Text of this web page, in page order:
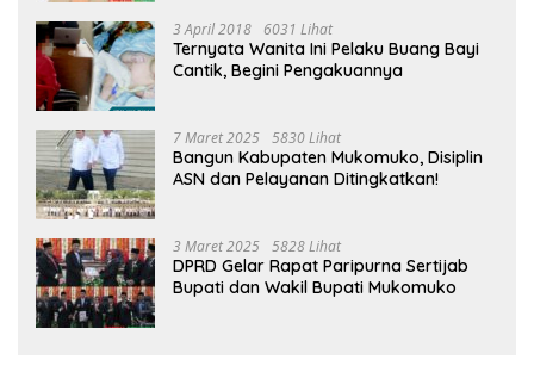
3 April 2018 6031 Lihat
Ternyata Wanita Ini Pelaku Buang Bayi
Cantik, Begini Pengakuannya
7 Maret 2025 5830 Lihat
Bangun Kabupaten Mukomuko, Disiplin
ASN dan Pelayanan Ditingkatkan!
3 Maret 2025 5828 Lihat
DPRD Gelar Rapat Paripurna Sertijab
Bupati dan Wakil Bupati Mukomuko